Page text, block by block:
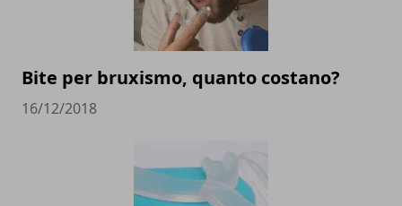
Bite per bruxismo, quanto costano?
16/12/2018